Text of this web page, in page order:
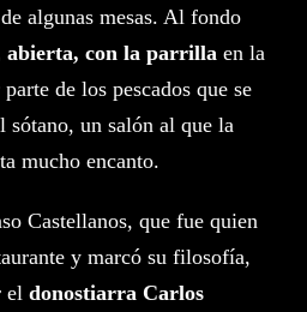
algunas mesas. Al fondo
abierta, con la parrilla en la
de los pescados que se
sótano, un salón al que la
mucho encanto.
Castellanos, que fue quien
y marcó su filosofía,
el donostiarra Carlos